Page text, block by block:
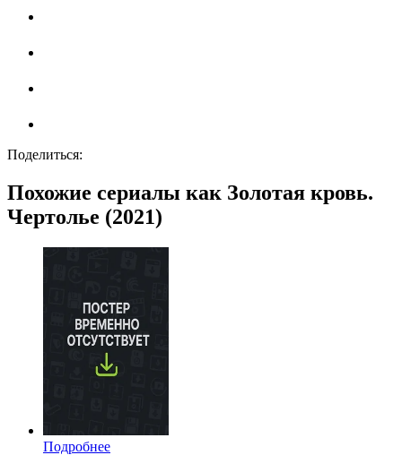
Поделиться:
Похожие сериалы как Золотая кровь.
Чертолье (2021)
Подробнее